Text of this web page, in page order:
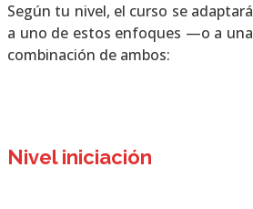
Según tu nivel, el curso se adaptará
a uno de estos enfoques —o a una
combinación de ambos:
Nivel iniciación